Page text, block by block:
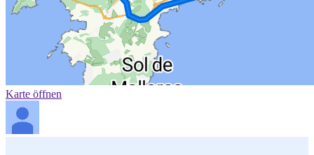
Karte öffnen